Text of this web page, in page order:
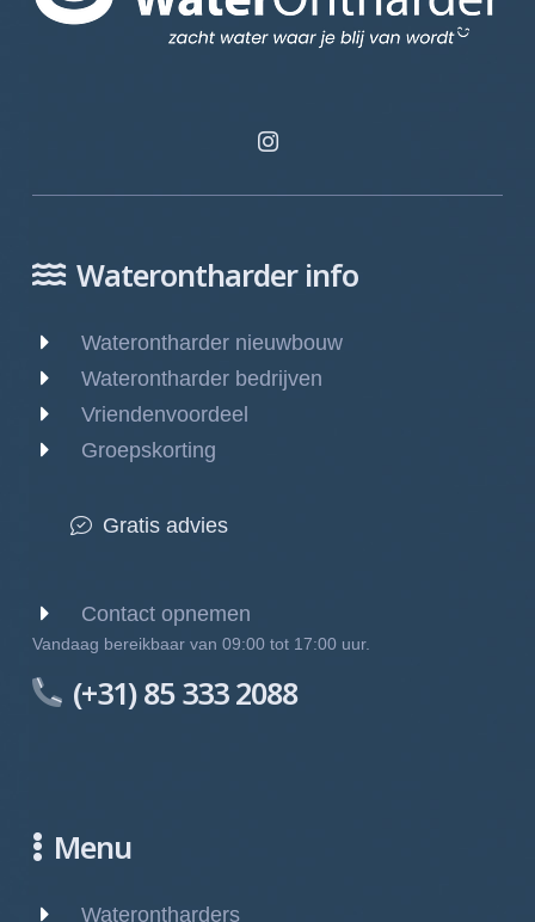
Waterontharder info
Waterontharder nieuwbouw
Waterontharder bedrijven
Vriendenvoordeel
Groepskorting
Gratis advies
Contact opnemen
Vandaag bereikbaar van 09:00 tot 17:00 uur.
(+31) 85 333 2088
Menu
Waterontharders